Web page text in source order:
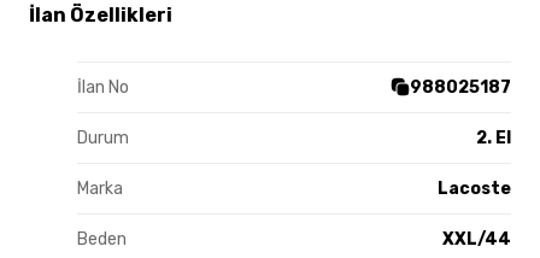
İlan Özellikleri
İlan No 988025187
Durum 2. El
Marka Lacoste
Beden XXL/44